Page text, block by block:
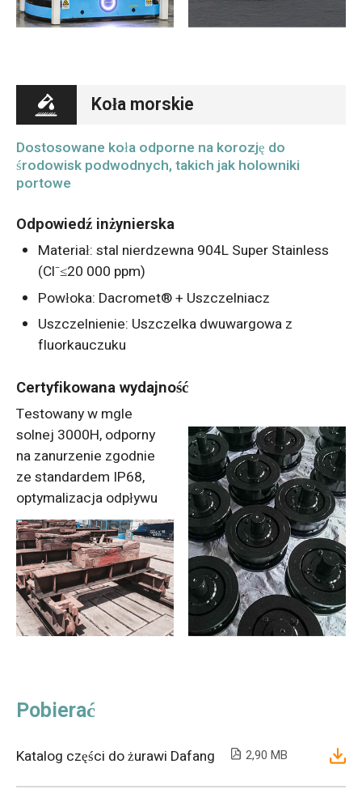
Koła morskie
Dostosowane koła odporne na korozję do
środowisk podwodnych, takich jak holowniki
portowe
Odpowiedź inżynierska
Materiał: stal nierdzewna 904L Super Stainless
(Cl⁻≤20 000 ppm)
Powłoka: Dacromet® + Uszczelniacz
Uszczelnienie: Uszczelka dwuwargowa z
fluorkauczuku
Certyfikowana wydajność
Testowany w mgle
solnej 3000H, odporny
na zanurzenie zgodnie
ze standardem IP68,
optymalizacja odpływu
Pobierać
Katalog części do żurawi Dafang 2,90 MB